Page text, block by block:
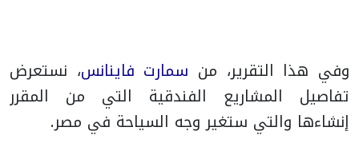
وفي هذا التقرير، من سمارت فاينانس، نستعرض
تفاصيل المشاريع الفندقية التي من المقرر
إنشاءها والتي ستغير وجه السياحة في مصر.